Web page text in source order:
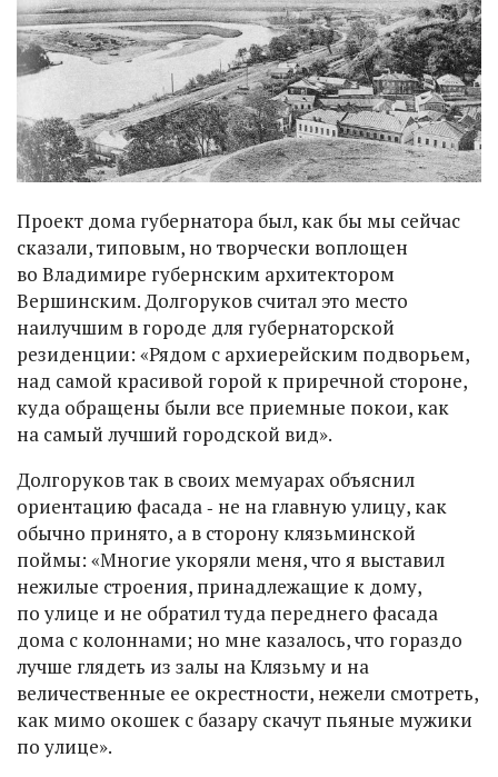
Проект дома губернатора был, как бы мы сейчас
сказали, типовым, но творчески воплощен
во Владимире губернским архитектором
Вершинским. Долгоруков считал это место
наилучшим в городе для губернаторской
резиденции: «Рядом с архиерейским подворьем,
над самой красивой горой к приречной стороне,
куда обращены были все приемные покои, как
на самый лучший городской вид».
Долгоруков так в своих мемуарах объяснил
ориентацию фасада ‑ не на главную улицу, как
обычно принято, а в сторону клязьминской
поймы: «Многие укоряли меня, что я выставил
нежилые строения, принадлежащие к дому,
по улице и не обратил туда переднего фасада
дома с колоннами; но мне казалось, что гораздо
лучше глядеть из залы на Клязьму и на
величественные ее окрестности, нежели смотреть,
как мимо окошек с базару скачут пьяные мужики
по улице».